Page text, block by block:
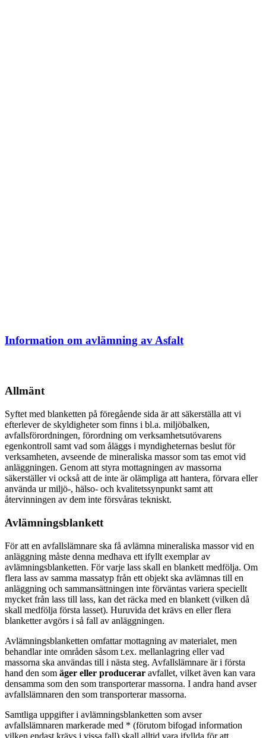
Information om avlämning av Asfalt
Allmänt
Syftet med blanketten på föregående sida är att säkerställa att vi
efterlever de skyldigheter som finns i bl.a. miljöbalken,
avfallsförordningen, förordning om verksamhetsutövarens
egenkontroll samt vad som åläggs i myndigheternas beslut för
verksamheten, avseende de mineraliska massor som tas emot vid
anläggningen. Genom att styra mottagningen av massorna
säkerställer vi också att de inte är olämpliga att hantera, förvara eller
använda ur miljö-, hälso- och kvalitetssynpunkt samt att
återvinningen av dem inte försvåras tekniskt.
Avlämningsblankett
För att en avfallslämnare ska få avlämna mineraliska massor vid en
anläggning måste denna medhava ett ifyllt exemplar av
avlämningsblanketten. För varje lass skall en blankett medfölja. Om
flera lass av samma massatyp från ett objekt ska avlämnas till en
anläggning och sammansättningen inte förväntas variera speciellt
mycket från lass till lass, kan det räcka med en blankett (vilken då
skall medfölja första lasset). Huruvida det krävs en eller flera
blanketter avgörs i så fall av anläggningen.
Avlämningsblanketten omfattar mottagning av materialet, men
behandlar inte områden såsom t.ex. mellanlagring eller vad
massorna ska användas till i nästa steg. Avfallslämnare är i första
hand den som äger eller producerar avfallet, vilket även kan vara
densamma som den som transporterar massorna. I andra hand avser
avfallslämnaren den som transporterar massorna.
Samtliga uppgifter i avlämningsblanketten som avser
avfallslämnaren markerade med * (förutom bifogad information
vilken endast krävs i vissa fall) skall alltid vara ifyllda för att